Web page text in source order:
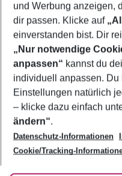
Footer
Footer navigation
Über uns
AGB
Bestpreisgarantie
Cookie-Einstellungen
Cookie-Richtlinie
Agenturbetreuung
Barrierefreies Reisen
Folge uns
und Werbung anzeigen,
dir passen. Klicke auf
einverstanden bist. Dir
„Nur notwendige
anpassen“ kannst du
individuell anpassen.
Einstellungen natürlich
– klicke dazu einfach
ändern“.
Datenschutz-Informationen
Cookie/Tracking-